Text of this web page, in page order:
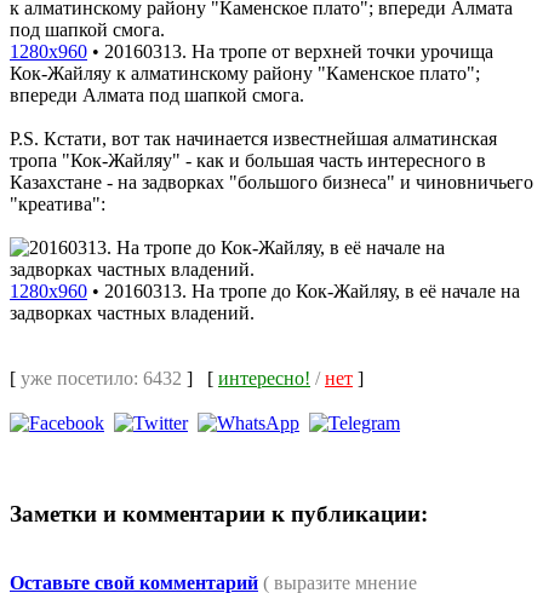
1280x960 • 20160313. На тропе от верхней точки урочища
Кок-Жайляу к алматинскому району "Каменское плато";
впереди Алмата под шапкой смога.
P.S. Кстати, вот так начинается известнейшая алматинская
тропа "Кок-Жайляу" - как и большая часть интересного в
Казахстане - на задворках "большого бизнеса" и чиновничьего
"креатива":
1280x960 • 20160313. На тропе до Кок-Жайляу, в её начале на
задворках частных владений.
[ уже посетило: 6432 ] [ интересно! /нет ]
Заметки и комментарии к публикации:
Оставьте свой комментарий ( выразите мнение